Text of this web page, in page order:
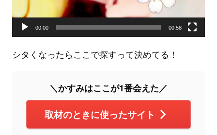
00:00 00:58
シタくなったらここで探すって決めてる！
＼かすみはここが1番会えた／
取材のときに使ったサイト